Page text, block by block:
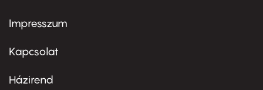
Footer
first
Impresszum
Kapcsolat
Footer
Házirend